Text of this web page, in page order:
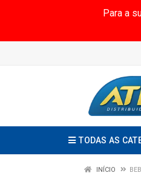
Para a
TODAS AS
INÍCIO